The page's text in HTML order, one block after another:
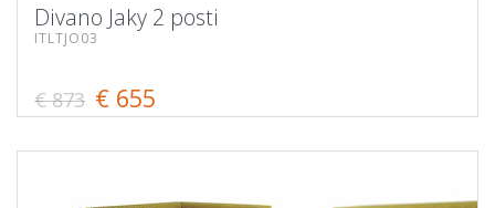
Divano Jaky 2 posti
ITLTJO03
€ 873 € 655